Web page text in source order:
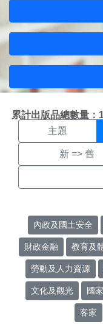
累計出版品總數量：
施政搜
主題
新 => 舊
內政及國土安全
財政金融 教育及
勞動及人力資源
文化及觀光 國
客家